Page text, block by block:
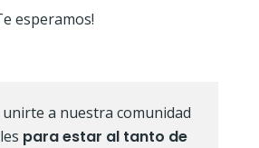
esperamos!
a nuestra comunidad
para estar al tanto de